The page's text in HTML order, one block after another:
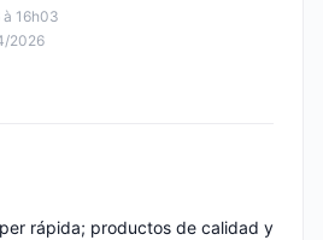
16h03
2026
rápida; productos de calidad y